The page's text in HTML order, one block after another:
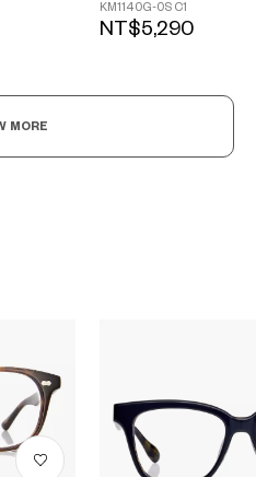
KM1140G-0S C1
NT$5,290
MORE